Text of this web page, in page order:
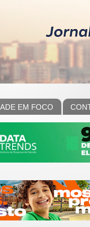
EM FOCO